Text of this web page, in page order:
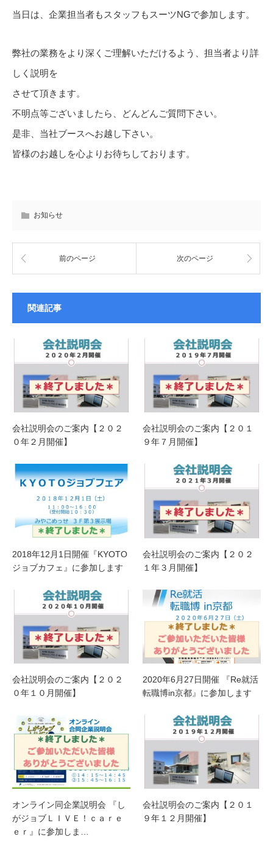
当日は、企業担当者もスタッフもスーツNGで参加します。
弊社の業務をより深くご理解いただけるよう、担当者より詳
しく説明を
させて頂きます。
不明点等ございましたら、どんどんご質問下さい。
是非、当社ブースへお越し下さい。
皆様のお越しを心よりお待ちしております。
お知らせ
前のページ 次のページ
関連記事
会社説明会のご案内【２０２
０年２月開催】
会社説明会のご案内【２０１
９年７月開催】
2018年12月1日開催『KYOTO
ジョブカフェ』に参加します
会社説明会のご案内【２０２
１年３月開催】
会社説明会のご案内【２０２
０年１０月開催】
2020年6月27日開催 『Re就活
転職博in京都』に参加します
オンライン同企業説明会 『し
がジョブＬＩＶＥ！ｃａｒｅ
ｅｒ』に参加しま…
会社説明会のご案内【２０１
９年１２月開催】